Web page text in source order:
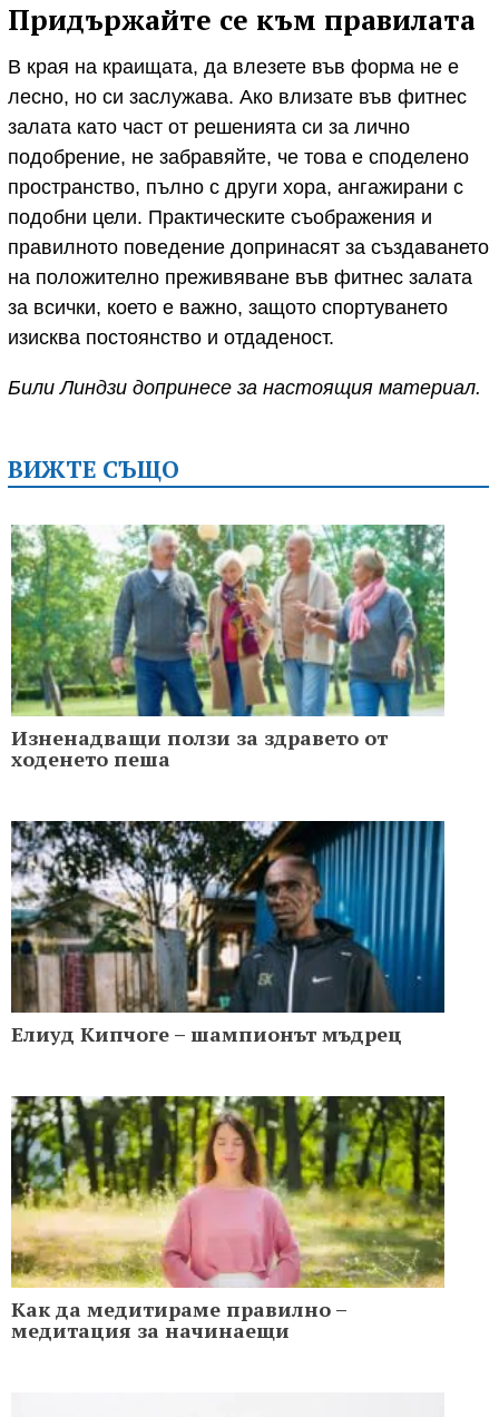
Придържайте се към правилата
В края на краищата, да влезете във форма не е
лесно, но си заслужава. Ако влизате във фитнес
залата като част от решенията си за лично
подобрение, не забравяйте, че това е споделено
пространство, пълно с други хора, ангажирани с
подобни цели. Практическите съображения и
правилното поведение допринасят за създаването
на положително преживяване във фитнес залата
за всички, което е важно, защото спортуването
изисква постоянство и отдаденост.
Били Линдзи допринесе за настоящия материал.
ВИЖТЕ СЪЩО
Изненадващи ползи за здравето от
ходенето пеша
Елиуд Кипчоге – шампионът мъдрец
Как да медитираме правилно –
медитация за начинаещи